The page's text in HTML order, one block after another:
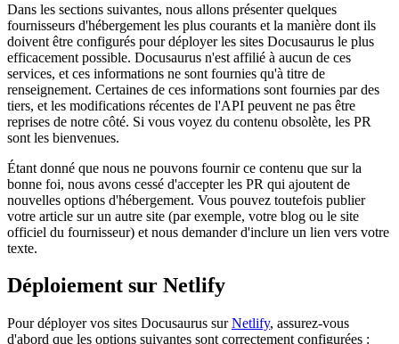
Dans les sections suivantes, nous allons présenter quelques
fournisseurs d'hébergement les plus courants et la manière dont ils
doivent être configurés pour déployer les sites Docusaurus le plus
efficacement possible. Docusaurus n'est affilié à aucun de ces
services, et ces informations ne sont fournies qu'à titre de
renseignement. Certaines de ces informations sont fournies par des
tiers, et les modifications récentes de l'API peuvent ne pas être
reprises de notre côté. Si vous voyez du contenu obsolète, les PR
sont les bienvenues.
Étant donné que nous ne pouvons fournir ce contenu que sur la
bonne foi, nous avons cessé d'accepter les PR qui ajoutent de
nouvelles options d'hébergement. Vous pouvez toutefois publier
votre article sur un autre site (par exemple, votre blog ou le site
officiel du fournisseur) et nous demander d'inclure un lien vers votre
texte.
Déploiement sur Netlify
Pour déployer vos sites Docusaurus surNetlify, assurez-vous
d'abord que les options suivantes sont correctement configurées :